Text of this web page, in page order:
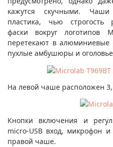
кажутся скучными.
пластика, чью строгость
фаски вокруг логотипов
перетекают в алюминиевые
пухлые амбушюры и
На левой чаше расположен
Кнопки включения и
micro-USB вход, микрофон и
правой чаше.